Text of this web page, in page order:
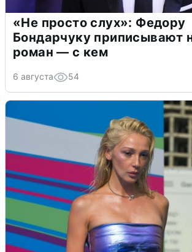
«Не просто слух»: Федору
Бондарчуку приписывают
роман — с кем
6 августа 54